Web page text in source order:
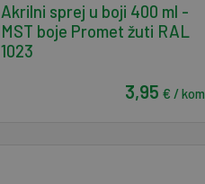
Akrilni sprej u boji 400 ml -
MST boje Promet žuti RAL
1023
3,95 € / kom